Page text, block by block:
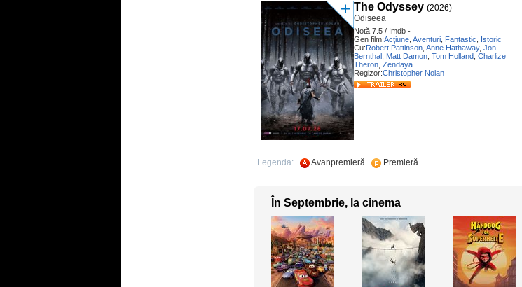
The Odyssey (2026)
Odiseea
Notă 7.5 / Imdb -
Gen film:Acţiune Aventuri Fantastic
Istoric
Cu:Robert Pattinson Anne Hathaway, Jon
Bernthal Matt Damon Tom Holland Charlize
Theron Zendaya
Regizor:Christopher Nolan
Legenda: Avanpremieră Premieră
În Septembrie, la cinema